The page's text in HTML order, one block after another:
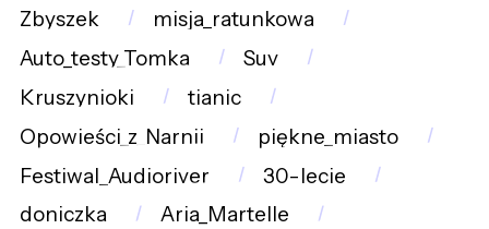
Zbyszek
misja_ratunkowa
Auto_testy_Tomka
Suv
Kruszynioki
tianic
Opowieści_z_Narnii
piękne_miasto
Festiwal_Audioriver
30-lecie
doniczka
Aria_Martelle